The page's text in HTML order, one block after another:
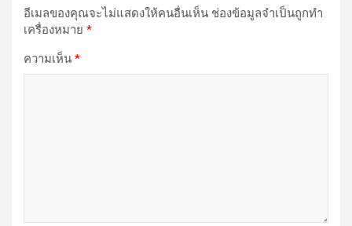
อีเมลของคุณจะไม่แสดงให้คนอื่นเห็น ช่องข้อมูลจำเป็นถูกทำ
เครื่องหมาย *
ความเห็น *